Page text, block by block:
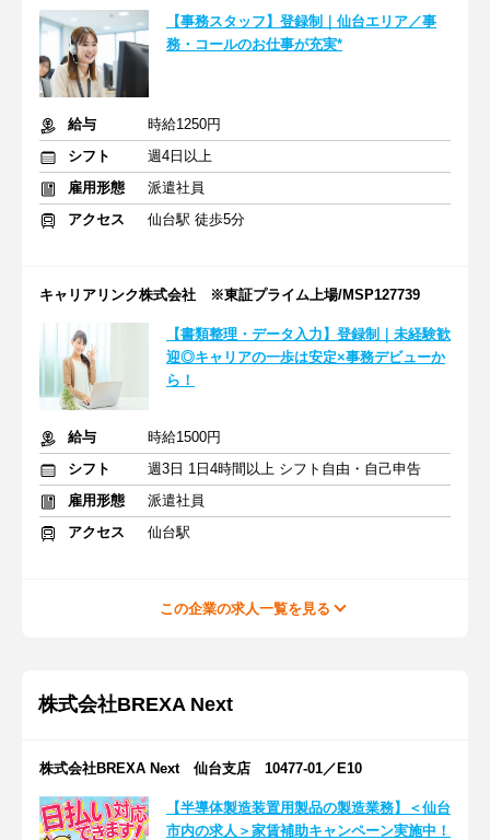
【事務スタッフ】登録制｜仙台エリア／事
務・コールのお仕事が充実*
給与
時給1250円
シフト
週4日以上
雇用形態
派遣社員
アクセス
仙台駅 徒歩5分
キャリアリンク株式会社 ※東証プライム上場/MSP127739
【書類整理・データ入力】登録制｜未経験歓
迎◎キャリアの一歩は安定×事務デビューか
ら！
給与
時給1500円
シフト
週3日 1日4時間以上 シフト自由・自己申告
雇用形態
派遣社員
アクセス
仙台駅
この企業の求人一覧を見る
株式会社BREXA Next
株式会社BREXA Next 仙台支店 10477-01／E10
【半導体製造装置用製品の製造業務】＜仙台
市内の求人＞家賃補助キャンペーン実施中！